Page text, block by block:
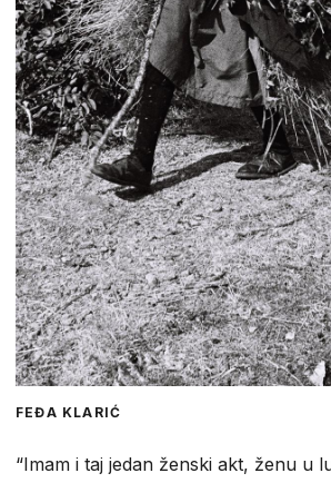
FEĐA KLARIĆ
“Imam i taj jedan ženski akt, ženu u